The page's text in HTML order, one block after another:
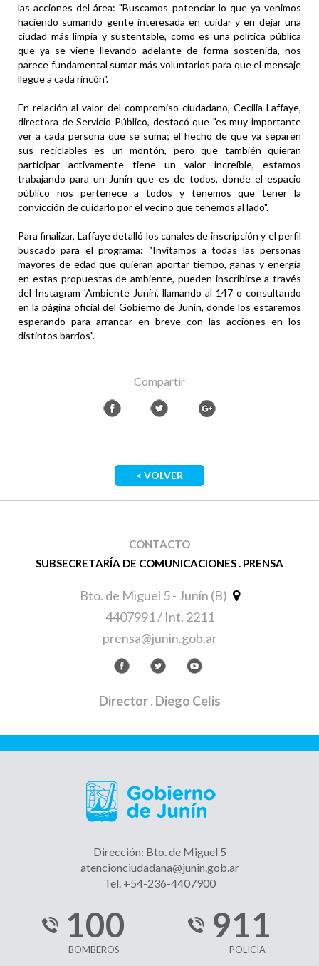
las acciones del área: "Buscamos potenciar lo que ya venimos
haciendo sumando gente interesada en cuidar y en dejar una
ciudad más limpia y sustentable, como es una política pública
que ya se viene llevando adelante de forma sostenida, nos
parece fundamental sumar más voluntarios para que el mensaje
llegue a cada rincón".
En relación al valor del compromiso ciudadano, Cecilia Laffaye,
directora de Servicio Público, destacó que "es muy importante
ver a cada persona que se suma; el hecho de que ya separen
sus reciclables es un montón, pero que también quieran
participar activamente tiene un valor increíble, estamos
trabajando para un Junín que es de todos, donde el espacio
público nos pertenece a todos y tenemos que tener la
convicción de cuidarlo por el vecino que tenemos al lado".
Para finalizar, Laffaye detalló los canales de inscripción y el perfil
buscado para el programa: "Invitamos a todas las personas
mayores de edad que quieran aportar tiempo, ganas y energía
en estas propuestas de ambiente, pueden inscribirse a través
del Instagram 'Ambiente Junín', llamando al 147 o consultando
en la página oficial del Gobierno de Junín, donde los estaremos
esperando para arrancar en breve con las acciones en los
distintos barrios".
Compartir
< VOLVER
CONTACTO
SUBSECRETARÍA DE COMUNICACIONES . PRENSA
Bto. de Miguel 5 - Junín (B)
4407991 / Int. 2211
prensa@junin.gob.ar
Director. Diego Celis
Dirección: Bto. de Miguel 5
atencionciudadana@junin.gob.ar
Tel. +54-236-4407900
100
BOMBEROS
911
POLICÍA